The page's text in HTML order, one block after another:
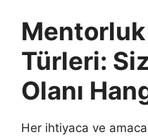
Mentorluk
Türleri:
Olanı
Her ihtiyaca ve